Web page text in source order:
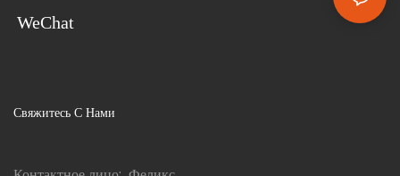
WeChat
Свяжитесь С Нами